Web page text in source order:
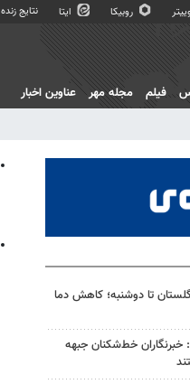
روبیکا ایتا نتایج زنده
فیلم مجله مهر عناوین اخبار
تا دوشنبه؛ کاهش دما
خبرنگاران خط‌شکنان جبهه